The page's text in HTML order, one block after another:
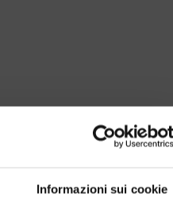
Informazioni sui cookie